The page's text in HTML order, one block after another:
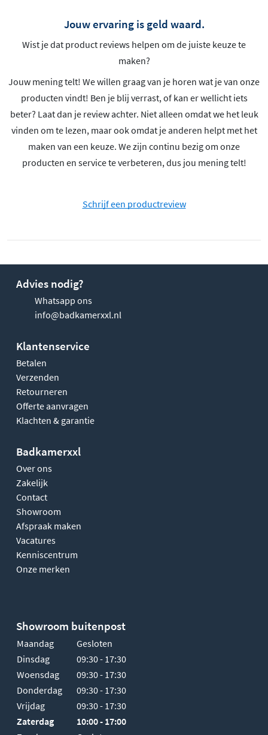
Jouw ervaring is geld waard.
Wist je dat product reviews helpen om de juiste keuze te
maken?
Jouw mening telt! We willen graag van je horen wat je van onze
producten vindt! Ben je blij verrast, of kan er wellicht iets
beter? Laat dan je review achter. Niet alleen omdat we het leuk
vinden om te lezen, maar ook omdat je anderen helpt met het
maken van een keuze. We zijn continu bezig om onze
producten en service te verbeteren, dus jou mening telt!
Schrijf een productreview
Advies nodig?
Whatsapp ons
info@badkamerxxl.nl
Klantenservice
Betalen
Verzenden
Retourneren
Offerte aanvragen
Klachten & garantie
Badkamerxxl
Over ons
Zakelijk
Contact
Showroom
Afspraak maken
Vacatures
Kenniscentrum
Onze merken
Showroom buitenpost
Maandag
Gesloten
Dinsdag
09:30 - 17:30
Woensdag
09:30 - 17:30
Donderdag
09:30 - 17:30
Vrijdag
09:30 - 17:30
Zaterdag
10:00 - 17:00